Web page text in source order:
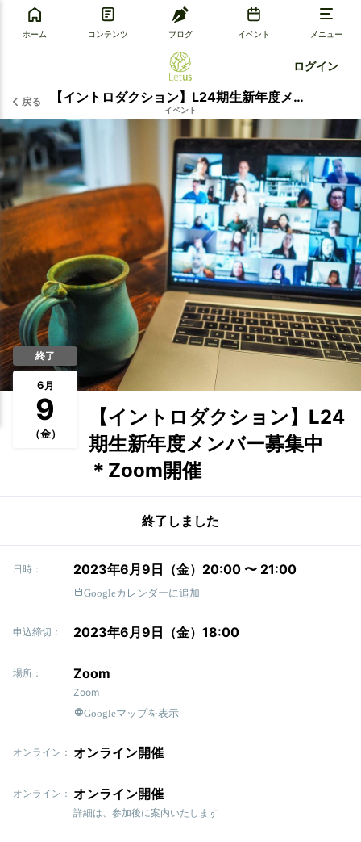
ホーム コンテンツ ブログ イベント メニュー
ログイン
戻る 【イントロダクション】L24期生新年度メンバー募集中 ＊Zoom開催
イベント
終了
6月
9
（金）
【イントロダクション】L24
期生新年度メンバー募集中
＊Zoom開催
終了しました
日時： 2023年6月9日（金）20:00 〜 21:00
Googleカレンダーに追加
申込締切： 2023年6月9日（金）18:00
場所： Zoom
Zoom
Googleマップを表示
オンライン： オンライン開催
オンライン： オンライン開催
詳細は、参加後に案内いたします